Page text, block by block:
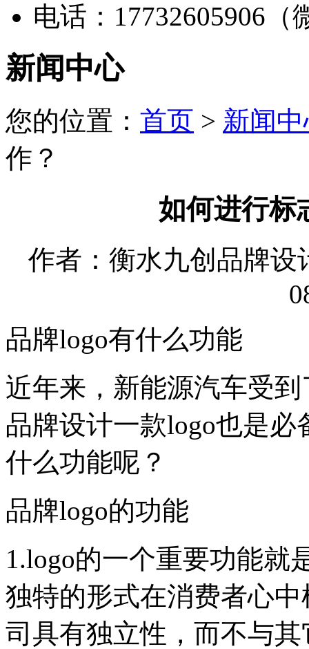
电话：17732605906（
新闻中心
您的位置： 首页 > 新闻
作？
如何进行标
作者：衡水九创品牌设
品牌logo有什么功能
近年来，新能源汽车受
品牌设计一款logo也是
什么功能呢？
品牌logo的功能
1.logo的一个重要功能就
独特的形式在消费者心
司具有独立性，而不与